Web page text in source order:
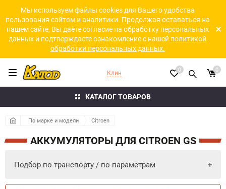
Мы используем файлы cookies для Вашего удобства
пользования сайтом и аналитики. Продолжая оставаться на
нашем сайте, Вы даёте согласие на обработку персональных
данных и подтверждаете ознакомление с нашей политикой
обработки персональных данных.
КАТАЛОГ ТОВАРОВ
Клин 0 0
По марке и модели Citroen
АККУМУЛЯТОРЫ ДЛЯ CITROEN GS
Подбор по транспорту / по параметрам